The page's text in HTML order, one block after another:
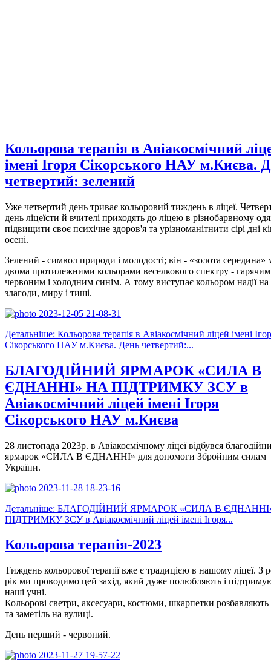
Кольорова терапія в Авіакосмічний
імені Ігоря Сікорського НАУ м.Києва.
четвертий: зелений
Уже четвертий день триває кольоровий тиждень в ліцеї.
день ліцеїсти й вчителі приходять до ліцею в різнобарвному
підвищити своє психічне здоров'я та урізноманітнити сірі дні
осені.
Зелений - символ природи і молодості; він - «золота середина»
двома протилежними кольорами веселкового спектру - гарячим
червоним і холодним синім. А тому виступає кольором надії на
злагоди, миру і тиші.
Детальніше: Кольорова терапія в Авіакосмічний ліцей імені
Сікорського НАУ м.Києва. День четвертий:...
БЛАГОДІЙНИЙ ЯРМАРОК «СИЛА В
ЄДНАННІ» НА ПІДТРИМКУ ЗСУ в
Авіакосмічний ліцей імені Ігоря
Сікорського НАУ м.Києва
28 листопада 2023р. в Авіакосмічному ліцеї відбувся
ярмарок «СИЛА В ЄДНАННІ» для допомоги Збройним силам
України.
Детальніше: БЛАГОДІЙНИЙ ЯРМАРОК «СИЛА В
ПІДТРИМКУ ЗСУ в Авіакосмічний ліцей імені Ігоря...
Кольорова терапія-2023
Тиждень кольорової терапії вже є традицією в нашому ліцеї. З
рік ми проводимо цей захід, який дуже полюбляють і
наші учні.
Кольорові светри, аксесуари, костюми, шкарпетки розбавляють
та заметіль на вулиці.
День перший - червоний.